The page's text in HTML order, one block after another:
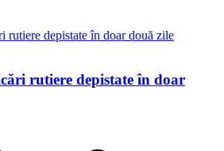
rutiere depistate în doar